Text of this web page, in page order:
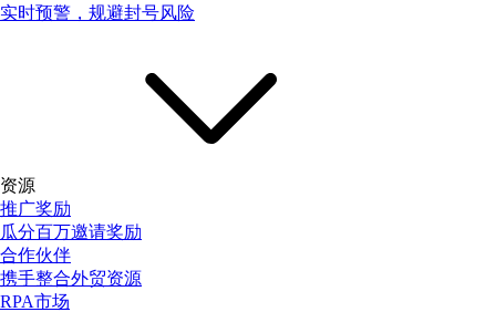
实时预警，规避封号风险
资源
推广奖励
瓜分百万邀请奖励
合作伙伴
携手整合外贸资源
RPA市场